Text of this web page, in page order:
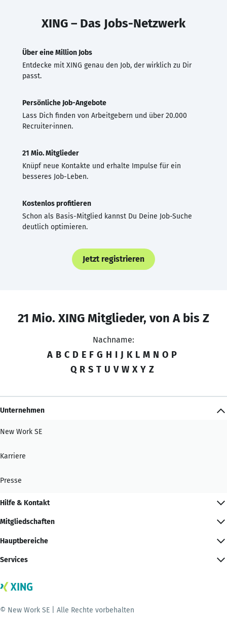
XING – Das Jobs-Netzwerk
Über eine Million Jobs
Entdecke mit XING genau den Job, der wirklich zu Dir
passt.
Persönliche Job-Angebote
Lass Dich finden von Arbeitgebern und über 20.000
Recruiter·innen.
21 Mio. Mitglieder
Knüpf neue Kontakte und erhalte Impulse für ein
besseres Job-Leben.
Kostenlos profitieren
Schon als Basis-Mitglied kannst Du Deine Job-Suche
deutlich optimieren.
Jetzt registrieren
21 Mio. XING Mitglieder, von A bis Z
Nachname:
A B C D E F G H I J K L M N O P
Q R S T U V W X Y Z
Unternehmen
New Work SE
Karriere
Presse
Hilfe & Kontakt
Mitgliedschaften
Hauptbereiche
Services
© New Work SE | Alle Rechte vorbehalten